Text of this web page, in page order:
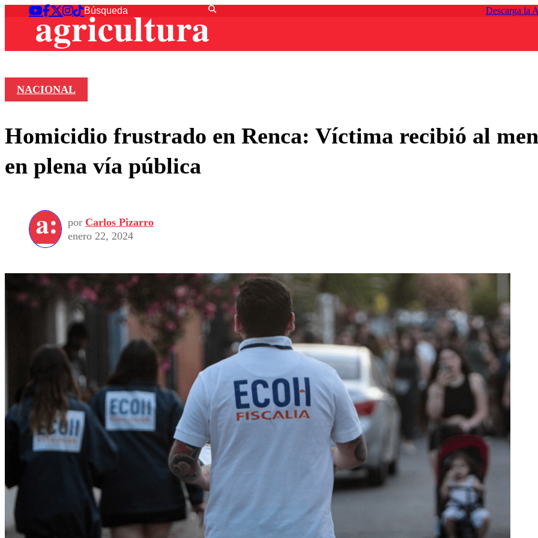
Descarga la
NACIONAL
Homicidio frustrado en Renca: Víctima recibió al
en plena vía pública
por Carlos Pizarro
enero 22, 2024